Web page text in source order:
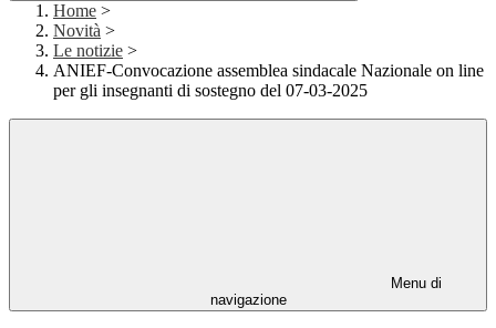
Home >
Novità >
Le notizie >
ANIEF-Convocazione assemblea sindacale Nazionale on line
per gli insegnanti di sostegno del 07-03-2025
Menu di
navigazione